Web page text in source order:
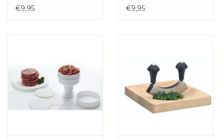
afleglepel/
€9,95
spatels
€9,95